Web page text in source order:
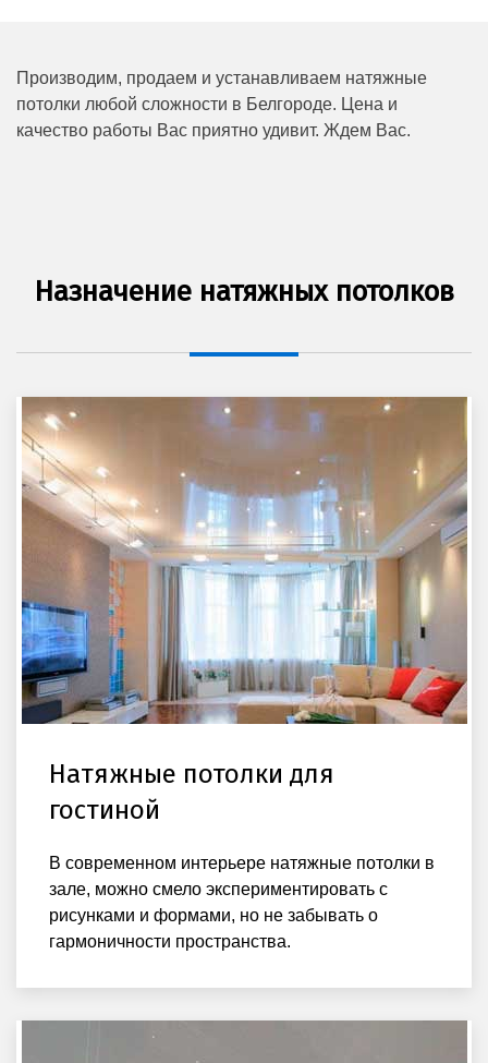
Производим, продаем и устанавливаем натяжные
потолки любой сложности в Белгороде. Цена и
качество работы Вас приятно удивит. Ждем Вас.
Назначение натяжных потолков
Натяжные потолки для
гостиной
В современном интерьере натяжные потолки в
зале, можно смело экспериментировать с
рисунками и формами, но не забывать о
гармоничности пространства.